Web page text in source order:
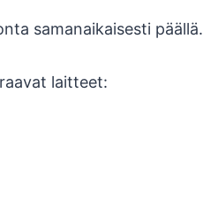
samanaikaisesti päällä.
laitteet: